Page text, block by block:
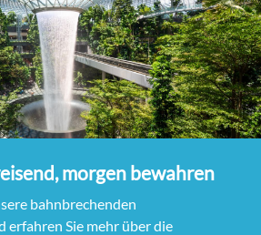
morgen bewahren
bahnbrechenden
erfahren Sie mehr über die